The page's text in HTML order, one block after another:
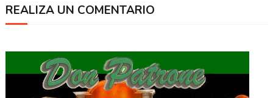
REALIZA UN COMENTARIO